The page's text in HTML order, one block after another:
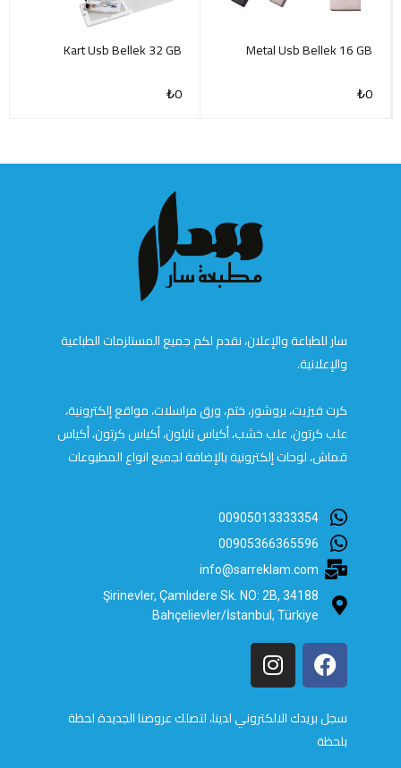
Metal Usb Bellek 16 GB
₺0
Kart Usb Bellek 32 GB
₺0
سار للطباعة والإعلان، نقدم لكم جميع المستلزمات الطباعية
والإعلانية.
كرت فيزيت، بروشور، ختم، ورق مراسلات، مواقع إلكترونية،
علب كرتون، علب خشب، أكياس نايلون، أكياس كرتون، أكياس
قماش، لوحات إلكترونية بالإضافة لجميع انواع المطبوعات
00905013333354
00905366365596
info@sarreklam.com
Şirinevler, Çamlıdere Sk. NO: 2B, 34188
Bahçelievler/İstanbul, Türkiye
سجل بريدك الالكتروني لدينا، لتصلك عروضنا الجديدة لحظة
بلحظة